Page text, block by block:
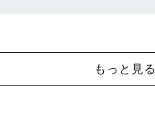
もっと見る